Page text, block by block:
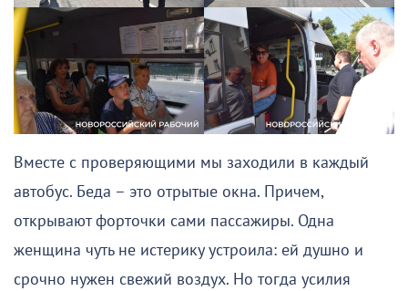
Вместе с проверяющими мы заходили в каждый
автобус. Беда – это отрытые окна. Причем,
открывают форточки сами пассажиры. Одна
женщина чуть не истерику устроила: ей душно и
срочно нужен свежий воздух. Но тогда усилия